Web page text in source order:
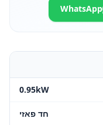
WhatsApp
0.95kW
חד פאזי